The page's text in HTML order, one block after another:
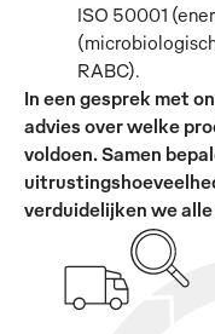
ISO 50001
RABC).
In een gesprek met
advies over welke
voldoen. Samen
verduidelijken we